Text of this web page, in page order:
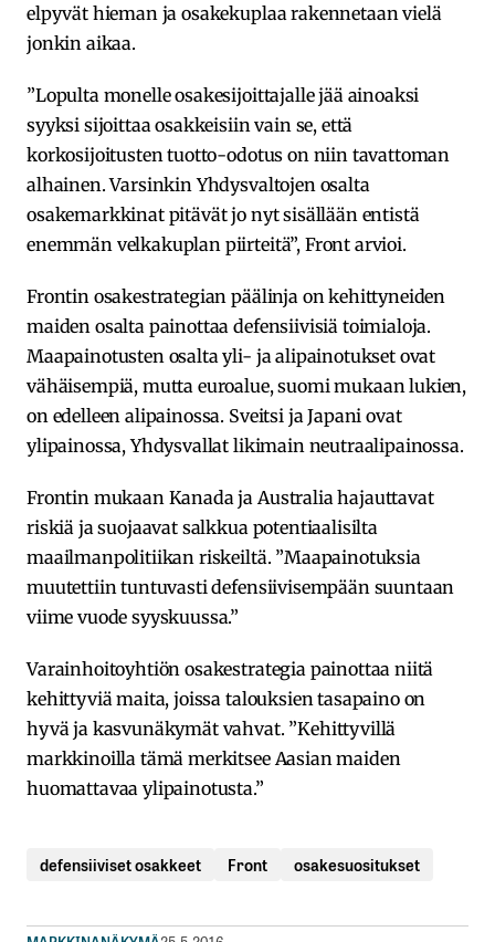
elpyvät hieman ja osakekuplaa rakennetaan vielä
jonkin aikaa.
”Lopulta monelle osakesijoittajalle jää ainoaksi
syyksi sijoittaa osakkeisiin vain se, että
korkosijoitusten tuotto-odotus on niin tavattoman
alhainen. Varsinkin Yhdysvaltojen osalta
osakemarkkinat pitävät jo nyt sisällään entistä
enemmän velkakuplan piirteitä”, Front arvioi.
Frontin osakestrategian päälinja on kehittyneiden
maiden osalta painottaa defensiivisiä toimialoja.
Maapainotusten osalta yli- ja alipainotukset ovat
vähäisempiä, mutta euroalue, suomi mukaan lukien,
on edelleen alipainossa. Sveitsi ja Japani ovat
ylipainossa, Yhdysvallat likimain neutraalipainossa.
Frontin mukaan Kanada ja Australia hajauttavat
riskiä ja suojaavat salkkua potentiaalisilta
maailmanpolitiikan riskeiltä. ”Maapainotuksia
muutettiin tuntuvasti defensiivisempään suuntaan
viime vuode syyskuussa.”
Varainhoitoyhtiön osakestrategia painottaa niitä
kehittyviä maita, joissa talouksien tasapaino on
hyvä ja kasvunäkymät vahvat. ”Kehittyvillä
markkinoilla tämä merkitsee Aasian maiden
huomattavaa ylipainotusta.”
defensiiviset osakkeet Front osakesuositukset